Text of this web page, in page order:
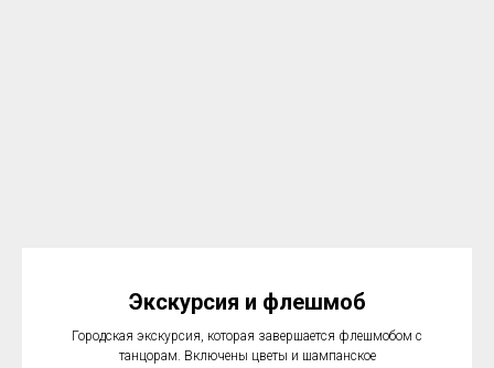
Экскурсия и флешмоб
Городская экскурсия, которая завершается флешмобом с
танцорам. Включены цветы и шампанское